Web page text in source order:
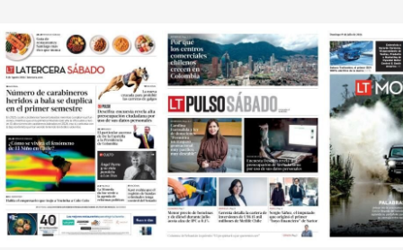
Opens in new window Opens in